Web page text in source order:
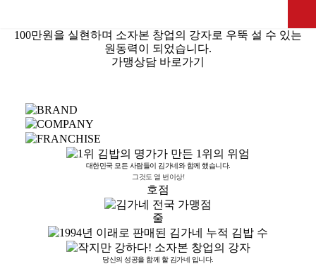
100만원을 실현하며 소자본 창업의 강자로 우뚝 설 수 있는
원동력이 되었습니다.
가맹상담 바로가기
대한민국 모든 사람들이 김가네와 함께 했습니다.
그것도 열 번이상!
호점
줄
당신의 성공을 함께 할 김가네 입니다.